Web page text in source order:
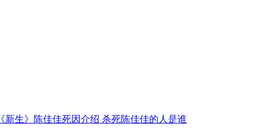
《新生》陈佳佳死因介绍 杀死陈佳佳的人是谁